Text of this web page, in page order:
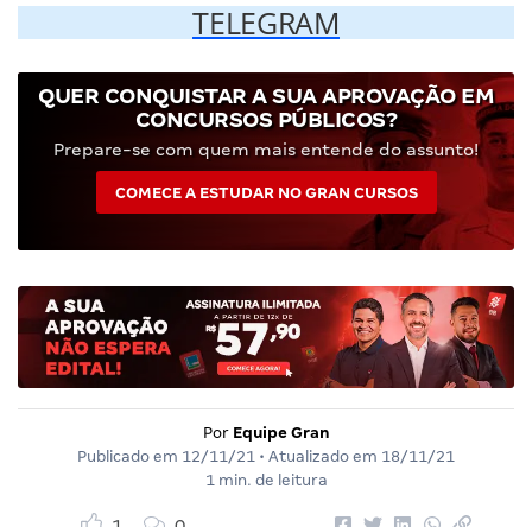
TELEGRAM
QUER CONQUISTAR A SUA APROVAÇÃO EM
CONCURSOS PÚBLICOS?
Prepare-se com quem mais entende do assunto!
COMECE A ESTUDAR NO GRAN CURSOS
Por Equipe Gran
Publicado em 12/11/21 • Atualizado em 18/11/21
1 min. de leitura